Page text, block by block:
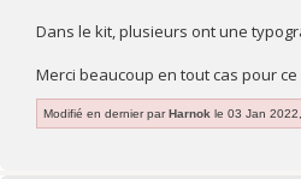
Dans le kit, plusieurs ont une
Merci beaucoup en tout cas pour
Modifié en dernier parHarnok le 03 Jan